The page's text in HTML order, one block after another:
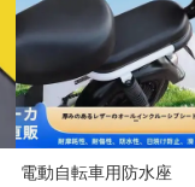
電動自転車用防水座